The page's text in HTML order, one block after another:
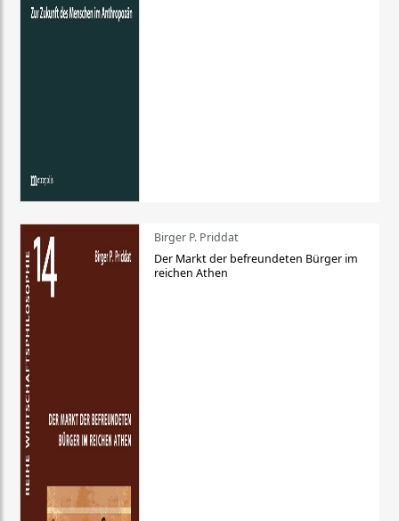
Birger P. Priddat
Der Markt der befreundeten Bürger im
reichen Athen